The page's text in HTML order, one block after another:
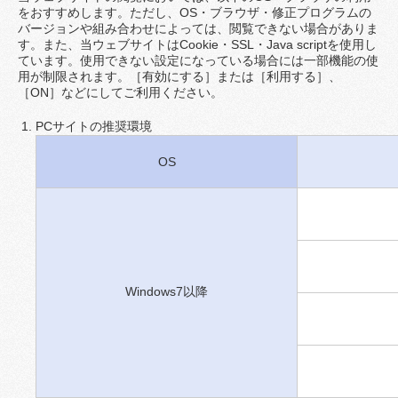
をおすすめします。ただし、OS・ブラウザ・修正プログラムの
バージョンや組み合わせによっては、閲覧できない場合がありま
す。また、当ウェブサイトはCookie・SSL・Java scriptを使用し
ています。使用できない設定になっている場合には一部機能の使
用が制限されます。［有効にする］または［利用する］、
［ON］などにしてご利用ください。
PCサイトの推奨環境
OS
Windows7以降